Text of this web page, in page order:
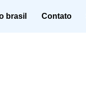
brasil Contato